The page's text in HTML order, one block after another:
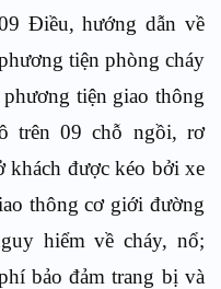
Điều, hướng dẫn về
tiện phòng cháy
tiện giao thông
trên 09 chỗ ngồi, rơ
khách được kéo bởi xe
thông cơ giới đường
hiểm về cháy, nổ;
bảo đảm trang bị và